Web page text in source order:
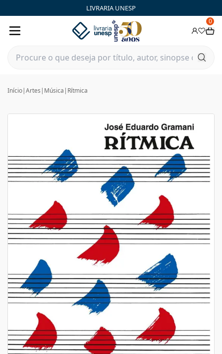
LIVRARIA UNESP
0
Início|Artes | Música | Rítmica